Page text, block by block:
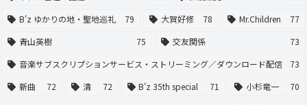
B'z ゆかりの地・聖地巡礼
79 大賀好修 78 Mr.Children
77
青山英樹
75 交友関係
73
音楽サブスクリプションサービス・ストリーミング／ダウンロード配信
73
新曲
72 清 72 B'z 35th special 71 小杉竜一
70